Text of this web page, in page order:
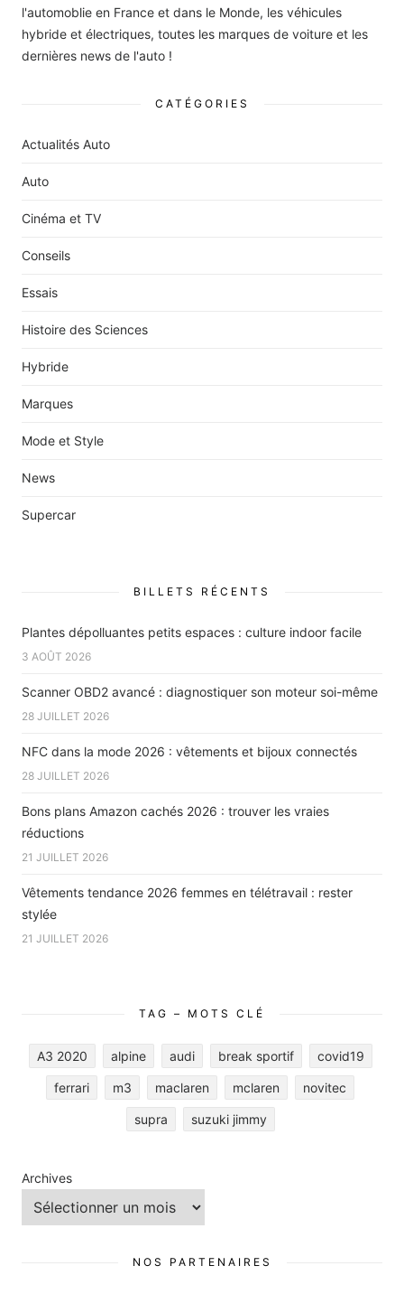
l'automoblie en France et dans le Monde, les véhicules
hybride et électriques, toutes les marques de voiture et les
dernières news de l'auto !
CATÉGORIES
Actualités Auto
Auto
Cinéma et TV
Conseils
Essais
Histoire des Sciences
Hybride
Marques
Mode et Style
News
Supercar
BILLETS RÉCENTS
Plantes dépolluantes petits espaces : culture indoor facile
3 AOÛT 2026
Scanner OBD2 avancé : diagnostiquer son moteur soi-même
28 JUILLET 2026
NFC dans la mode 2026 : vêtements et bijoux connectés
28 JUILLET 2026
Bons plans Amazon cachés 2026 : trouver les vraies
réductions
21 JUILLET 2026
Vêtements tendance 2026 femmes en télétravail : rester
stylée
21 JUILLET 2026
TAG – MOTS CLÉ
A3 2020 alpine audi break sportif covid19
ferrari m3 maclaren mclaren novitec
supra suzuki jimmy
Archives
NOS PARTENAIRES